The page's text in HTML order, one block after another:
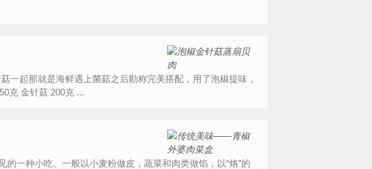
真的好棒” 食材明细 主料 扇贝肉 450克 金针菇 200克 ...